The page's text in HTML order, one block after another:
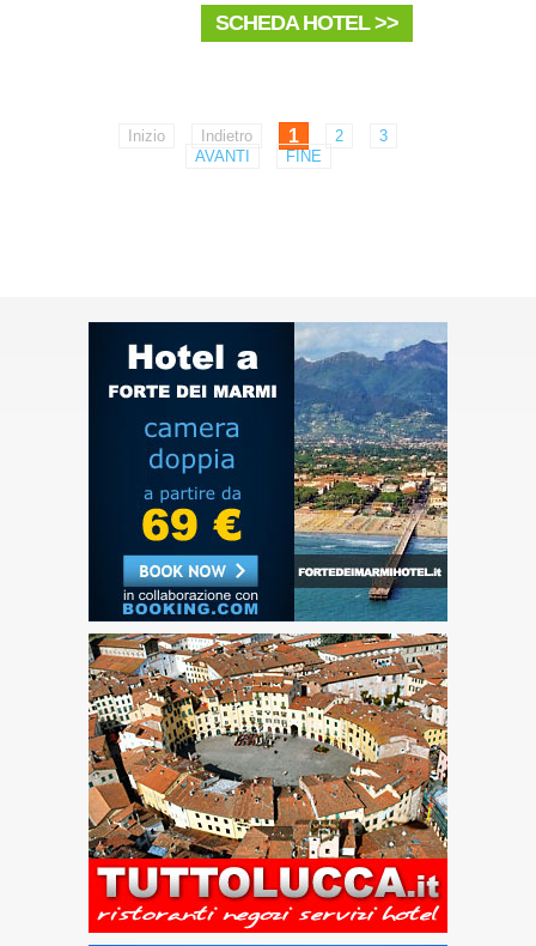
SCHEDA HOTEL >>
Inizio Indietro 1 2
3
AVANTI
FINE